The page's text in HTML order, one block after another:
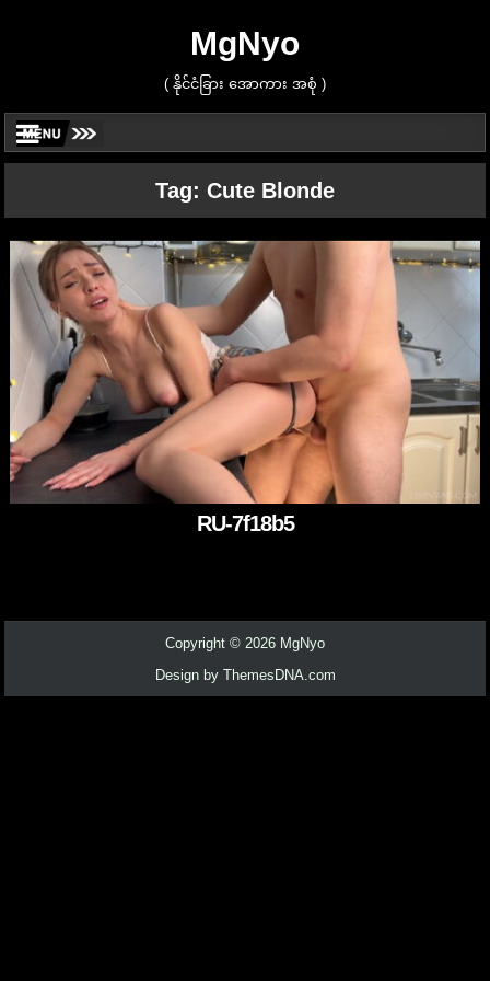
MgNyo
( နိုင်ငံခြား အောကား အစုံ )
Tag: Cute Blonde
RU-7f18b5
Copyright © 2026 MgNyo
Design by ThemesDNA.com